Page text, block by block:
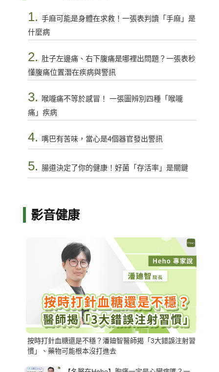
1. 手麻可能是身體在求救！一張表判讀「手麻」是
什麼病
2. 肚子左邊痛、右下腹痛是哪裡出問題？一張表秒
懂腹痛位置潛在疾病與警訊
3.
喉嚨痛不等於感冒！ 一張圖辨別四種「喉嚨
痛」疾病
4. 嘴巴有苦味，當心是4個器官發出警訊
5. 腸道決定了你的健康！好菌「存活率」是關鍵
影音健康
按時打針血糖還是不穩？潘廸智醫師揭「3大錯誤注射習
慣」、藥物可能根本沒打進去